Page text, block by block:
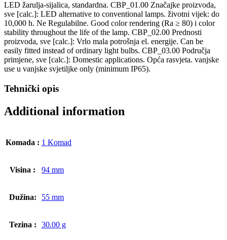
LED žarulja-sijalica, standardna. CBP_01.00 Značajke proizvoda,
sve [calc.]: LED alternative to conventional lamps. životni vijek: do
10,000 h. Ne Regulabilne. Good color rendering (Ra ≥ 80) i color
stability throughout the life of the lamp. CBP_02.00 Prednosti
proizvoda, sve [calc.]: Vrlo mala potrošnja el. energije. Can be
easily fitted instead of ordinary light bulbs. CBP_03.00 Područja
primjene, sve [calc.]: Domestic applications. Opća rasvjeta. vanjske
use u vanjske svjetiljke only (minimum IP65).
Tehnički opis
Additional information
Komada : 1 Komad
Visina : 94 mm
Dužina: 55 mm
Tezina : 30.00 g